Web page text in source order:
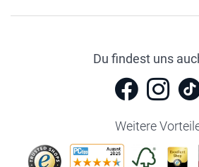
Du findest uns
Weitere